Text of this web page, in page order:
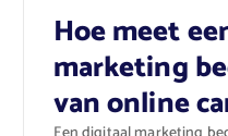
Hoe meet
marketing
van online